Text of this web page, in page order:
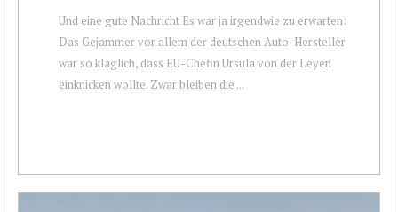
Und eine gute Nachricht Es war ja irgendwie zu erwarten:
Das Gejammer vor allem der deutschen Auto-Hersteller
war so kläglich, dass EU-Chefin Ursula von der Leyen
einknicken wollte. Zwar bleiben die ...